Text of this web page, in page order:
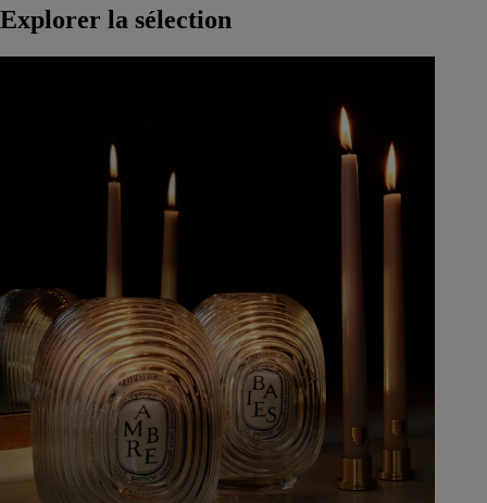
Explorer la sélection